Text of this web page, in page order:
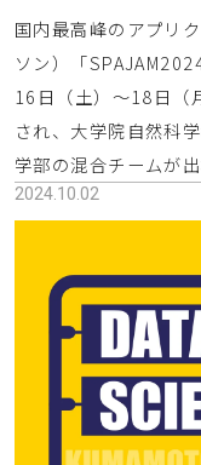
国内最高峰のアプリ
ソン）「
16日（土）～18日（
され、大学院自然科
学部の混合チームが
2024.10.02